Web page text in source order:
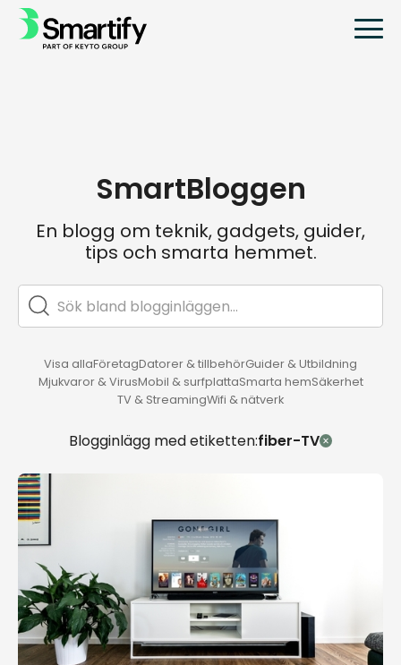
SmartBloggen
En blogg om teknik, gadgets, guider,
tips och smarta hemmet.
Visa allaFöretagDatorer & tillbehörGuider & Utbildning
Mjukvaror & VirusMobil & surfplattaSmarta hemSäkerhet
TV & StreamingWifi & nätverk
Blogginlägg med etiketten:fiber-TV